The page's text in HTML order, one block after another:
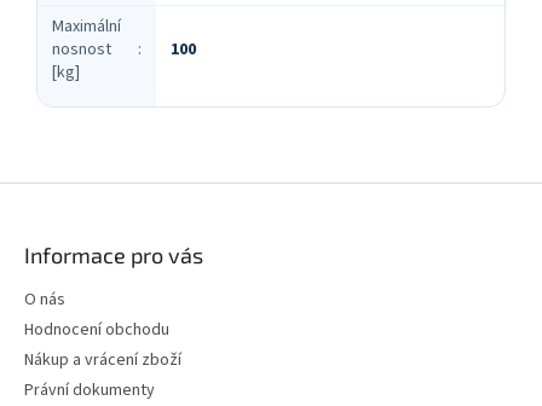
Maximální
nosnost
[kg]
: 100
Informace pro vás
O nás
Hodnocení obchodu
Nákup a vrácení zboží
Právní dokumenty